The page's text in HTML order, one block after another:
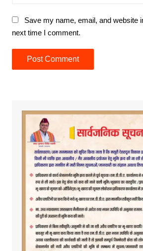
Save my name, email, and website
next time I comment.